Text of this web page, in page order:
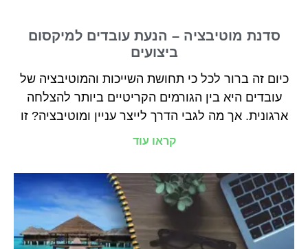
סדנת מוטיבציה – הנעת עובדים למיקסום
ביצועים
כיום זה ברור לכל כי תחושת השייכות והמוטיבציה של
עובדים היא בין הגורמים הקריטיים ביותר להצלחה
ארגונית. אך מה לגבי הדרך לייצר עניין ומוטיבציה? זו
קראו עוד